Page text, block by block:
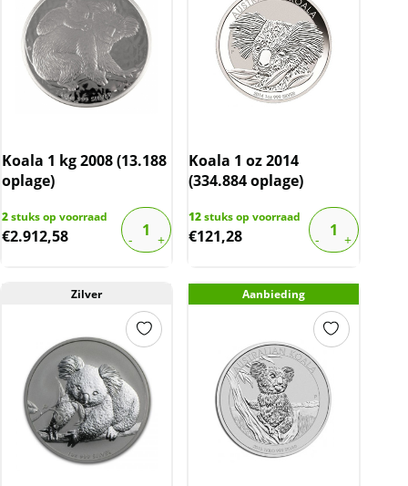
Koala 1 kg 2008 (13.188
oplage)
2stuks op voorraad
€2.912,58
Koala 1 oz 2014
(334.884 oplage)
12stuks op voorraad
€121,28
Zilver Aanbieding